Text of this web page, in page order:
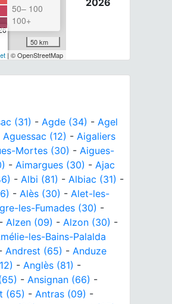
50– 100
100+
50 km
| © OpenStreetMap
(31) - Agde (34) - Agel
Aguessac (12) - Aigaliers
Mortes (30) - Aigues-
- Aimargues (30) - Ajac
- Albi (81) - Albiac (31) -
- Alès (30) - Alet-les-
les-Fumades (30) -
- Alzen (09) - Alzon (30) -
les-Bains-Palalda
Andrest (65) - Anduze
- Anglès (81) -
- Ansignan (66) -
(65) - Antras (09) -